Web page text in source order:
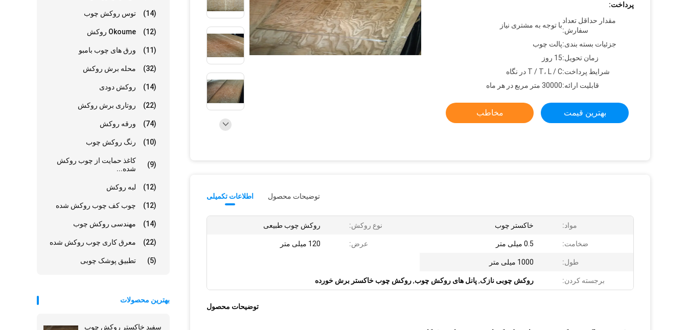
توس روکش چوب (14)
Okoume روکش (12)
ورق های چوب بامبو (11)
محله برش روکش (32)
روکش دودی (14)
روتاری برش روکش (22)
ورقه روکش (74)
رنگ روکش چوب (10)
کاغذ حمایت از چوب روکش
شده...
(9)
لبه روکش (12)
چوب کف چوب روکش شده (12)
مهندسی روکش چوب (14)
معرق کاری چوب روکش شده (22)
تطبیق پوشک چوبی (5)
بهترین محصولات
سفید خاکستر روکش چوب
پرداخت:
مقدار حداقل تعداد
سفارش:
با توجه به مشتری نیاز
جزئیات بسته بندی:پالت چوب
زمان تحویل:15 روز
شرایط پرداخت:T / T، L / C در نگاه
قابلیت ارائه:30000 متر مربع در هر ماه
بهترین قیمت مخاطب
اطلاعات تکمیلی توضیحات محصول
مواد: خاکستر چوب نوع روکش: روکش چوب طبیعی
ضخامت: 0.5 میلی متر عرض: 120 میلی متر
طول: 1000 میلی متر
برجسته کردن: روکش چوبی نازک,پانل های روکش چوب,روکش چوب خاکستر برش خورده
توضیحات محصول